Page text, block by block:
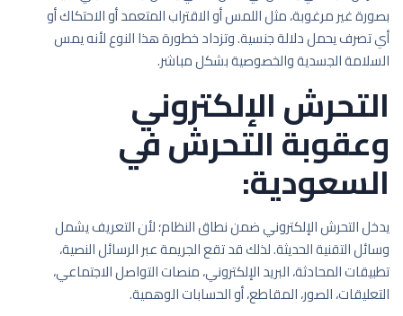
بصورة غير مرغوبة، مثل اللمس أو الاقتراب المتعمد أو الاحتكاك أو
أي تصرف يحمل دلالة جنسية. وتزداد خطورة هذا النوع لأنه يمس
السلامة الجسدية والخصوصية بشكل مباشر.
التحرش الإلكتروني
وعقوبة التحرش في
السعودية:
يدخل التحرش الإلكتروني ضمن نطاق النظام؛ لأن التعريف يشمل
وسائل التقنية الحديثة. لذلك قد تقع الجريمة عبر الرسائل النصية،
تطبيقات المحادثة، البريد الإلكتروني، منصات التواصل الاجتماعي،
التعليقات، الصور، المقاطع، أو الحسابات الوهمية.